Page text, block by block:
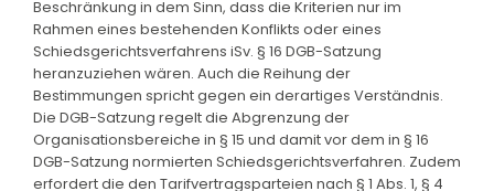
Beschränkung in dem Sinn, dass die Kriterien nur im
Rahmen eines bestehenden Konflikts oder eines
Schiedsgerichtsverfahrens iSv. § 16 DGB-Satzung
heranzuziehen wären. Auch die Reihung der
Bestimmungen spricht gegen ein derartiges Verständnis.
Die DGB-Satzung regelt die Abgrenzung der
Organisationsbereiche in § 15 und damit vor dem in § 16
DGB-Satzung normierten Schiedsgerichtsverfahren. Zudem
erfordert die den Tarifvertragsparteien nach § 1 Abs. 1, § 4